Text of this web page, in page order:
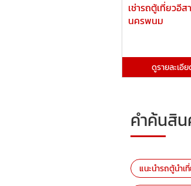
เช่ารถตู้เที่ยวอีส
นครพนม
ดูรายละเอี
คำค้นสิน
แนะนำรถตู้นำเ